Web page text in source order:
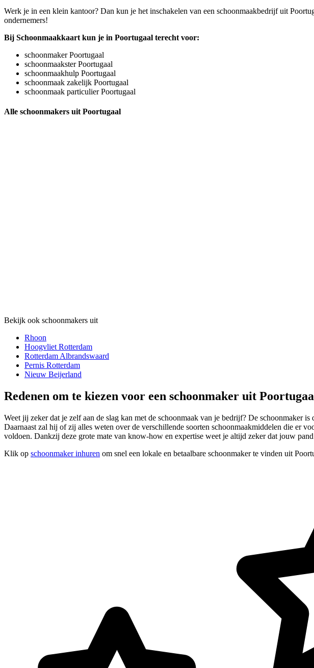
Werk je in een klein kantoor? Dan kun je het inschakelen van een schoonmaakbedrijf uit
ondernemers!
Bij Schoonmaakkaart kun je in Poortugaal terecht voor:
schoonmaker Poortugaal
schoonmaakster Poortugaal
schoonmaakhulp Poortugaal
schoonmaak zakelijk Poortugaal
schoonmaak particulier Poortugaal
Alle schoonmakers uit Poortugaal
Bekijk ook schoonmakers uit
Rhoon
Hoogvliet Rotterdam
Rotterdam Albrandswaard
Pernis Rotterdam
Nieuw Beijerland
Redenen om te kiezen voor een schoonmaker uit
Weet jij zeker dat je zelf aan de slag kan met de schoonmaak van je bedrijf? De schoonmaker
Daarnaast zal hij of zij alles weten over de verschillende soorten schoonmaakmiddelen die er
voldoen. Dankzij deze grote mate van know-how en expertise weet je altijd zeker dat jouw
Klik op schoonmaker inhuren om snel een lokale en betaalbare schoonmaker te vinden uit